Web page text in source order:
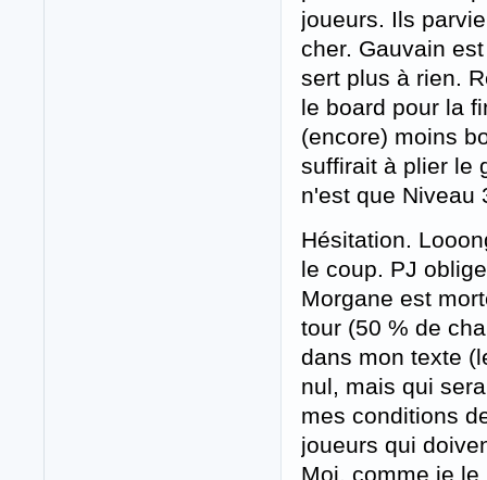
joueurs. Ils
cher. Gauvain
sert plus à rien.
le board pour la
(encore) moins
suffirait à plier le
n'est que Niveau
Hésitation.
le coup. PJ
Morgane est
tour (50 % de
dans mon texte
nul, mais qui
mes conditions
joueurs qui
Moi, comme je